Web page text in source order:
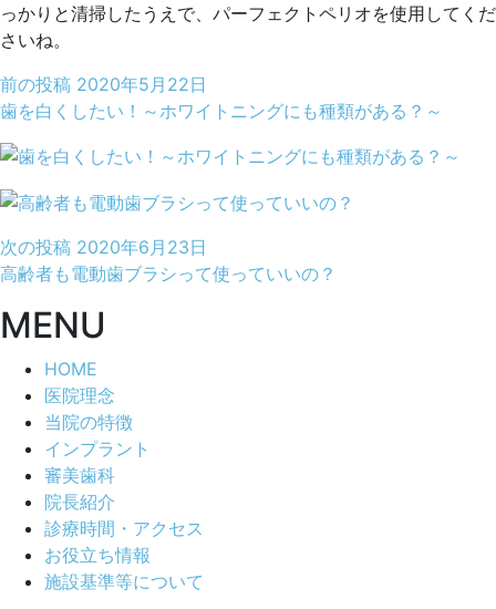
っかりと清掃したうえで、パーフェクトペリオを使用してくだ
さいね。
前の投稿 2020年5月22日
歯を白くしたい！～ホワイトニングにも種類がある？～
次の投稿 2020年6月23日
高齢者も電動歯ブラシって使っていいの？
MENU
HOME
医院理念
当院の特徴
インプラント
審美歯科
院長紹介
診療時間・アクセス
お役立ち情報
施設基準等について